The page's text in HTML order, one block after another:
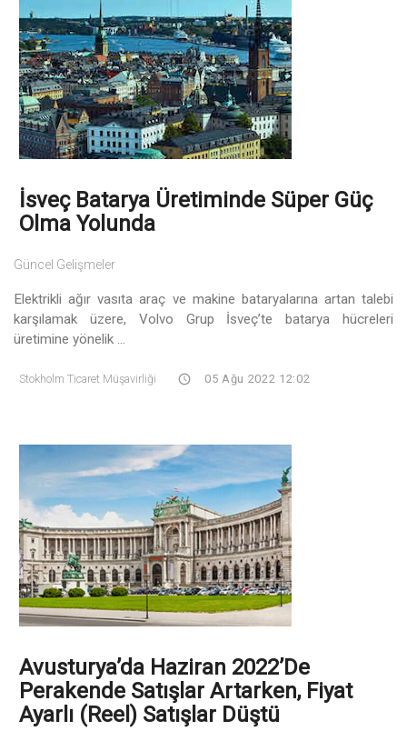
İsveç Batarya Üretiminde Süper Güç
Olma Yolunda
Güncel Gelişmeler
Elektrikli ağır vasıta araç ve makine bataryalarına artan talebi
karşılamak üzere, Volvo Grup İsveç’te batarya hücreleri
üretimine yönelik ...
Stokholm Ticaret Müşavirliği 05 Ağu 2022 12:02
Avusturya’da Haziran 2022’de
Perakende Satışlar Artarken, Fiyat
Ayarlı (Reel) Satışlar Düştü